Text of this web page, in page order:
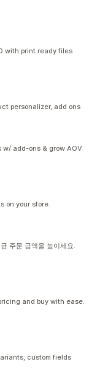
with print ready files
personalizer, add ons
add-ons & grow AOV
on your store.
주문 금액을 높이세요.
and buy with ease.
custom fields